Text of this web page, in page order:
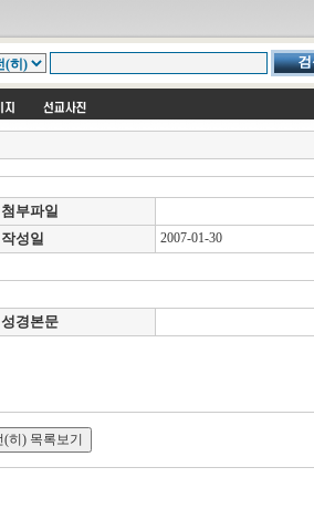
첨부파일
작성일 2007-01-30
성경본문